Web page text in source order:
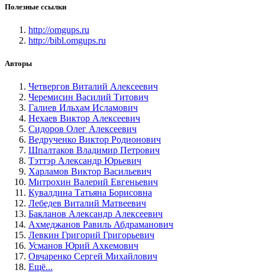
Полезные ссылки
http://omgups.ru
http://bibl.omgups.ru
Авторы
Четвергов Виталий Алексеевич
Черемисин Василий Титович
Галиев Ильхам Исламович
Нехаев Виктор Алексеевич
Сидоров Олег Алексеевич
Ведрученко Виктор Родионович
Шпалтаков Владимир Петрович
Тэттэр Александр Юрьевич
Харламов Виктор Васильевич
Митрохин Валерий Евгеньевич
Кувалдина Татьяна Борисовна
Лебедев Виталий Матвеевич
Бакланов Александр Алексеевич
Ахмеджанов Равиль Абдраманович
Левкин Григорий Григорьевич
Усманов Юрий Ахкемович
Овчаренко Сергей Михайлович
Ещё...